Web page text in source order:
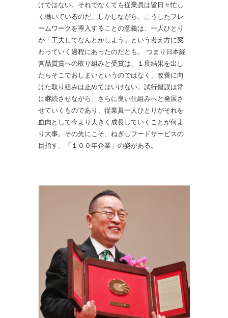
けではない。それでなくても従業員は皆日々忙し
く働いているのだ。しかしながら、こうしたフレ
ームワークを導入することの意義は、一人ひとり
が「工夫してなんとかしよう」という考え方に変
わっていく過程にあったのだとも。 つまり日本経
営品質賞への取り組みと受賞は、１度結果を出し
たらそこでおしまいというのではなく、改善に向
けた取り組みは止めてはいけない。試行錯誤は常
に継続させながら、さらに良い仕組みへと発展さ
せていくものであり、従業員一人ひとりがそれを
血肉として今より大きく成長していくことが何よ
り大事。その先にこそ、ねぎしフードサービスの
目指す、「１００年企業」の姿がある。